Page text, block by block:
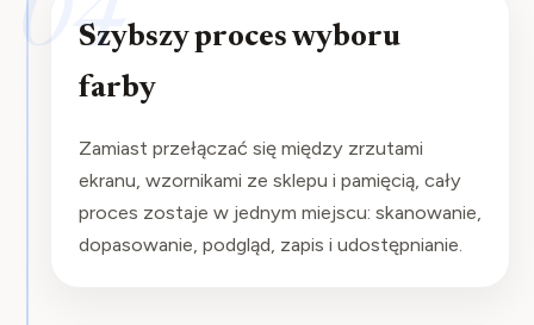
04
Szybszy proces wyboru
farby
Zamiast przełączać się między zrzutami
ekranu, wzornikami ze sklepu i pamięcią, cały
proces zostaje w jednym miejscu: skanowanie,
dopasowanie, podgląd, zapis i udostępnianie.